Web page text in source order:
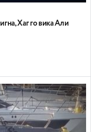
Хаг го вика Али